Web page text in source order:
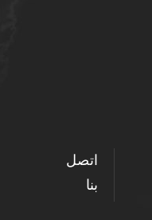
اتصل
بنا